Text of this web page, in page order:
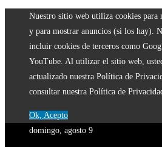
Nuestro sitio web utiliza cookies para
y para mostrar anuncios (si los hay).
incluir cookies de terceros como
YouTube. Al utilizar el sitio web,
actualizado nuestra Política de
consultar nuestra Política de
Ok, Acepto
domingo, agosto 9